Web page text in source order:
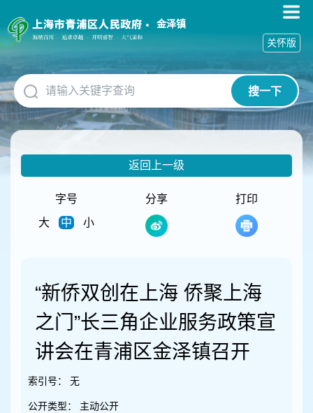
障
碍
作
说
明
跳
到
网
金泽镇
搜一下
关怀版
返回上一级
字号
大
中 小
分享 打印
“新侨双创在上海 侨聚上海
之门”长三角企业服务政策宣
讲会在青浦区金泽镇召开
索引号： 无
公开类型： 主动公开